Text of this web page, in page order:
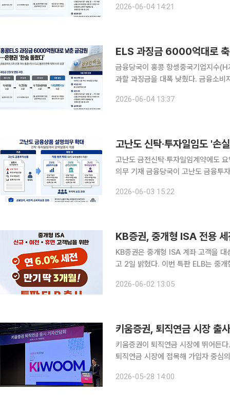
2026-06-04 14:21
ELS 과징금 6000억대로 축
금융당국이 홍콩 항셍중국기업지수
과할 과징금을 대폭 낮췄다. 금융소
제재심의위원회를 열고 KB국민·신한
2026-06-04 13:37
고난도 신탁·투자일임도 '손
고난도 금전신탁·투자일임계약에도
의무 기재 금융당국이 고난도 금융투자상품에 적용하던 소비자보호 장치를 고난도 금전신탁과 투자
가 계약 체결 전 위험을 충분히 인지
2026-06-03 15:22
KB증권, 중개형 ISA 전용
KB증권은 중개형 ISA 계좌 고객을
고 2일 밝혔다. 이번 특판 ELB는 중개형 ISA 신규 가입 고객, 타사에서 KB증권으로 ISA 계좌를 이
KOSPI200 지수를 기초자산으로 하
2026-06-02 13:05
키움증권, 퇴직연금 시장 출
키움증권이 퇴직연금 시장에 뛰어든
퇴직연금 시장에 접목해 가입자 중심의
혔다. 키움증권은 21년 연속 국내 주
2026-05-28 14:00